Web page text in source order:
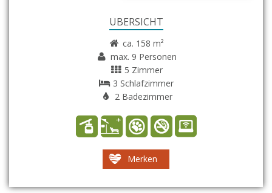
ÜBERSICHT
ca. 158 m²
max. 9 Personen
5 Zimmer
3 Schlafzimmer
2 Badezimmer
Merken